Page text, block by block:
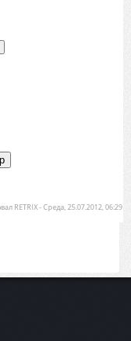
RETRIX-Среда, 25.07.2012, 06:29